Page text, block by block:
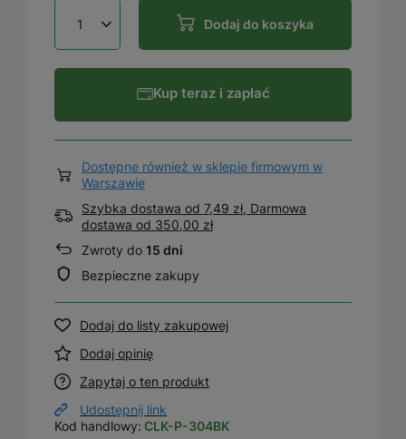
Dodaj do koszyka
Kup teraz i zapłać
Dostępne również w sklepie firmowym w
Warszawie
Szybka dostawa od 7,49 zł, Darmowa
dostawa od 350,00 zł
Zwroty do 15 dni
Bezpieczne zakupy
Dodaj do listy zakupowej
Dodaj opinię
Zapytaj o ten produkt
Udostępnij link
Kod handlowy: CLK-P-304BK